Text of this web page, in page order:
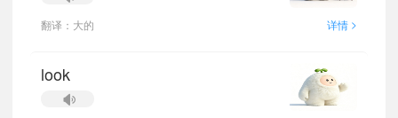
翻译：大的 详情 >
look